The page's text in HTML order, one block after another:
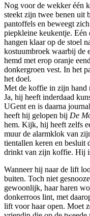
Nog voor de wekker één
steekt zijn twee benen uit
pantoffels en beweegt
piepkleine keukentje.
hangen klaar op de stoel
kostuumbroek waarbij de
hemd met erop oranje
donkergroen vest. In het
het doel.
Met de koffie in zijn hand
Ja, hij heeft inderdaad
UGent en is daarna
heeft hij gelopen bij De
hem. Kijk, hij heeft zelfs
muur de alarmklok van
tientallen keren en
drinkt van zijn koffie. Hij
Wanneer hij naar de lift
buiten. Toch niet
gewoonlijk, haar haren
donkerroos lint, met
lift voor haar open. Moet